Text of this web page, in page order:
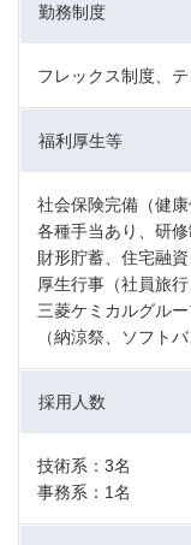
勤務制度
フレックス制度、
福利厚生等
社会保険完備（健
各種手当あり、研
財形貯蓄、住宅融
厚生行事（社員旅
三菱ケミカルグル
（納涼祭、ソフト
採用人数
技術系：3名
事務系：1名